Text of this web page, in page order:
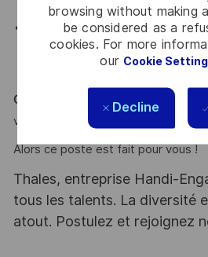
browsing without making
be considered as a
cookies. For more
our Cookie
Decline
Une aisance avec les outils de
et de gestion de configuration
Curiosité, rigueur et pragmatisme
vous reconnait ?
Alors ce poste est fait pour vous !
Thales, entreprise Handi-
tous les talents. La diversité
atout. Postulez et rejoignez